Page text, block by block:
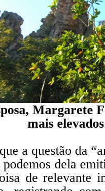
Margarete
mais
a questão da
dela
de relevante